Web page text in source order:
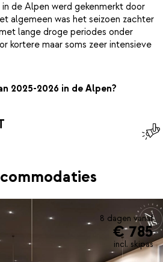
de Alpen werd gekenmerkt door
algemeen was het seizoen zachter
lange droge periodes onder
kortere maar soms zeer intensieve
2025-2026 in de Alpen?
8 dagen vanaf
€ 785
incl. skipas